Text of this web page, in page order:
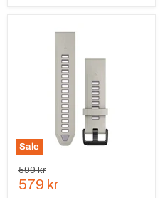
Sale
Klockarmband
Gray/Lavander
Ursprungspris
599 kr
Nuvarande
579 kr